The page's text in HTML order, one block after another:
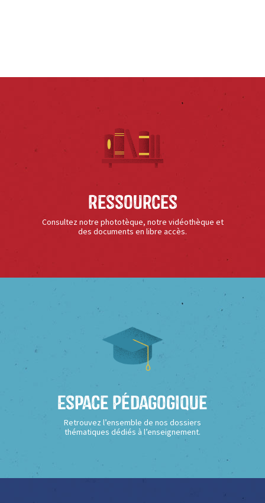
Ressources
Consultez notre phototèque, notre vidéothèque et
des documents en libre accès.
Espace Pédagogique
Retrouvez l’ensemble de nos dossiers
thématiques dédiés à l’enseignement.